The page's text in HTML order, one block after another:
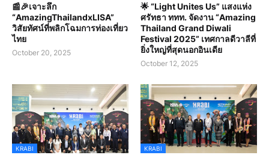
📰🎉เจาะลึก
“AmazingThailandxLISA”
วิสัยทัศน์ที่พลิกโฉมการท่องเที่ยว
ไทย
October 20, 2025
🌟 “Light Unites Us” แสงแห่ง
ศรัทธา ททท. จัดงาน “Amazing
Thailand Grand Diwali
Festival 2025” เทศกาลดีวาลีที่
ยิ่งใหญ่ที่สุดนอกอินเดีย
October 12, 2025
KRABI KRABI